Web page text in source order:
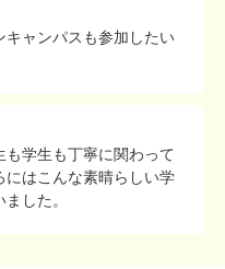
ャンパスも参加したい
も学生も丁寧に関わって
にはこんな素晴らしい学
した。